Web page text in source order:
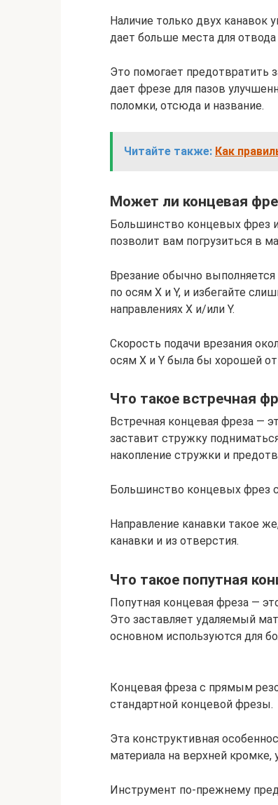
Наличие только двух канавок
дает больше места для
Это помогает предотвратить
дает фрезе для пазов
поломки, отсюда и название.
Читайте также: Как
Может ли концевая
Большинство концевых фрез
позволит вам погрузиться в
Врезание обычно
по осям X и Y, и избегайте
направлениях X и/или Y.
Скорость подачи врезания
осям X и Y была бы хорошей
Что такое встречная
Встречная концевая фреза —
заставит стружку
накопление стружки и
Большинство концевых фрез
Направление канавки такое
канавки и из отверстия.
Что такое попутная
Попутная концевая фреза —
Это заставляет удаляемый
основном используются для
Концевая фреза с прямым
стандартной концевой фрезы.
Эта конструктивная
материала на верхней
Инструмент по-прежнему